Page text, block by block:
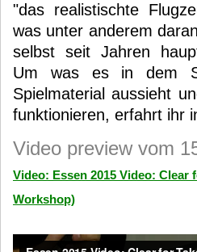
"das realistischte
was unter anderem
selbst seit Jahren
Um was es in dem
Spielmaterial aussieht
funktionieren, erfahrt ihr
Video preview vom
Video: Essen 2015 Video: Clear
Workshop)